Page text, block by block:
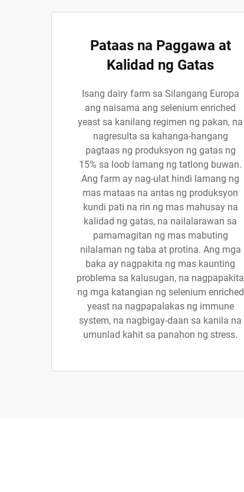
Pataas na Paggawa at
Kalidad ng Gatas
Isang dairy farm sa Silangang Europa
ang naisama ang selenium enriched
yeast sa kanilang regimen ng pakan, na
nagresulta sa kahanga-hangang
pagtaas ng produksyon ng gatas ng
15% sa loob lamang ng tatlong buwan.
Ang farm ay nag-ulat hindi lamang ng
mas mataas na antas ng produksyon
kundi pati na rin ng mas mahusay na
kalidad ng gatas, na nailalarawan sa
pamamagitan ng mas mabuting
nilalaman ng taba at protina. Ang mga
baka ay nagpakita ng mas kaunting
problema sa kalusugan, na nagpapakita
ng mga katangian ng selenium enriched
yeast na nagpapalakas ng immune
system, na nagbigay-daan sa kanila na
umunlad kahit sa panahon ng stress.